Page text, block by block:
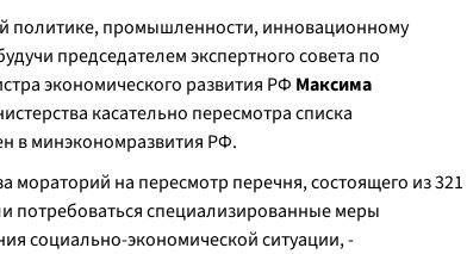
политике, промышленности, инновационному
председателем экспертного совета по
экономического развития РФ Максима
касательно пересмотра списка
в минэкономразвития РФ.
на пересмотр перечня, состоящего из 321
потребоваться специализированные меры
социально-экономической ситуации,-